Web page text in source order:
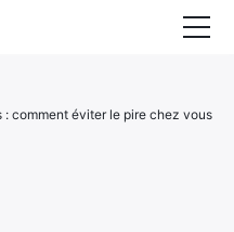
comment éviter le pire chez vous